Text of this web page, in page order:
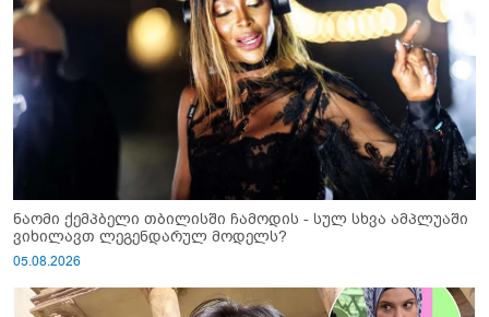
ნაომი ქემპბელი თბილისში ჩამოდის - სულ სხვა ამპლუაში
ვიხილავთ ლეგენდარულ მოდელს?
05.08.2026